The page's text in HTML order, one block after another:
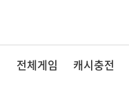
전체게임 캐시충전